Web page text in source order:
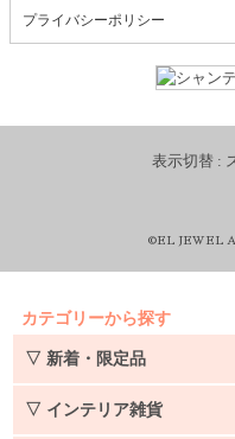
プライバシーポリシー
表示切替 :
©EL JEWEL
カテゴリーから探す
▽ 新着・限定品
▽ インテリア雑貨